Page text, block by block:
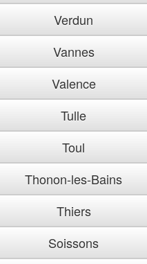
Verdun
Vannes
Valence
Tulle
Toul
Thonon-les-Bains
Thiers
Soissons